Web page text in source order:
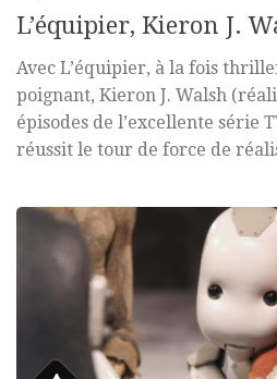
L’équipier, Kieron J.
Avec L’équipier, à la fois
poignant, Kieron J. Walsh
épisodes de l’excellente série
réussit le tour de force de